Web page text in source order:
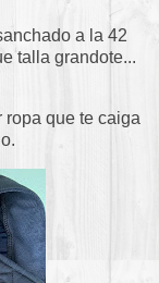
a la 42
talla grandote...
que te caiga